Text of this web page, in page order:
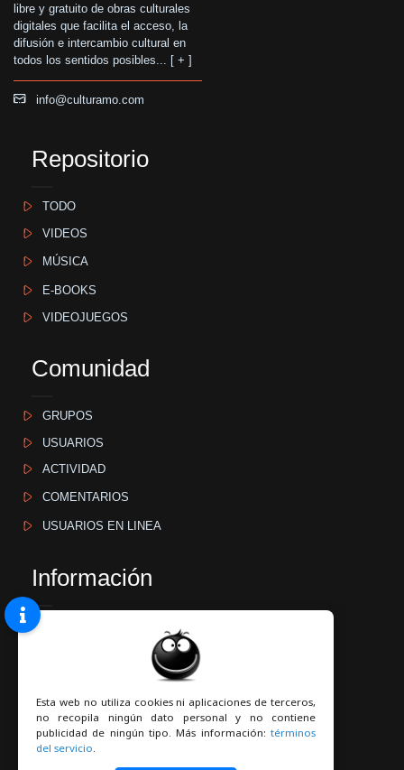
libre y gratuito de obras culturales
digitales que facilita el acceso, la
difusión e intercambio cultural en
todos los sentidos posibles... [ + ]
info@culturamo.com
Repositorio
TODO
VIDEOS
MÚSICA
E-BOOKS
VIDEOJUEGOS
Comunidad
GRUPOS
USUARIOS
ACTIVIDAD
COMENTARIOS
USUARIOS EN LINEA
Información
GUÍA
TÉRMINOS DEL SERVICIO
POLÍTICA DE PRIVACIDAD
Esta web no utiliza cookies ni aplicaciones de terceros,
no recopila ningún dato personal y no contiene
publicidad de ningún tipo. Más información: términos
del servicio.